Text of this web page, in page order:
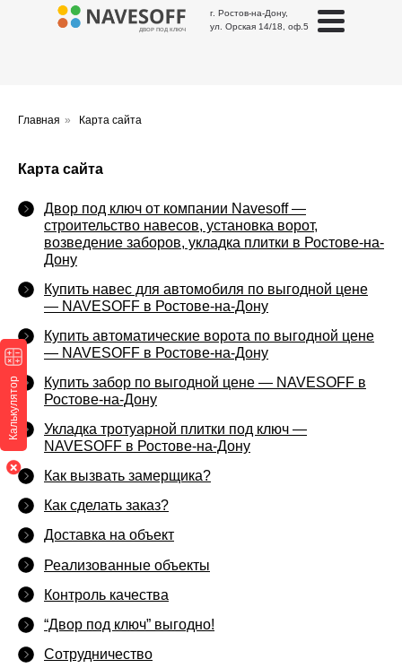
г. Ростов-на-Дону,
ул. Орская 14/18, оф.5
ДВОР ПОД КЛЮЧ
Главная » Карта сайта
Карта сайта
Двор под ключ от компании Navesoff —
cтроительство навесов, установка ворот,
возведение заборов, укладка плитки в Ростове-на-
Дону
Купить навес для автомобиля по выгодной цене
— NAVESOFF в Ростове-на-Дону
Купить автоматические ворота по выгодной цене
— NAVESOFF в Ростове-на-Дону
Купить забор по выгодной цене — NAVESOFF в
Ростове-на-Дону
Укладка тротуарной плитки под ключ —
NAVESOFF в Ростове-на-Дону
Как вызвать замерщика?
Как сделать заказ?
Доставка на объект
Реализованные объекты
Контроль качества
“Двор под ключ” выгодно!
Сотрудничество
Калькулятор